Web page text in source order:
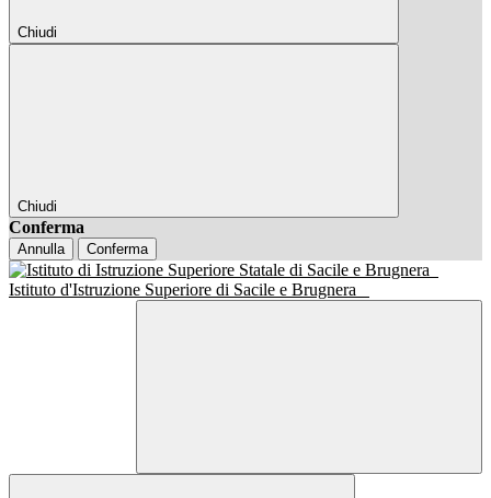
Chiudi
Chiudi
Conferma
Annulla Conferma
Istituto d'Istruzione Superiore di Sacile e Brugnera